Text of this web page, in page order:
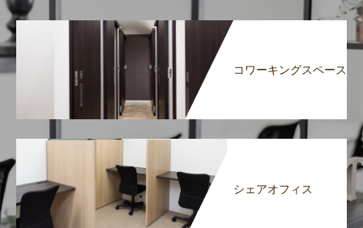
コワーキングスペース
シェアオフィス